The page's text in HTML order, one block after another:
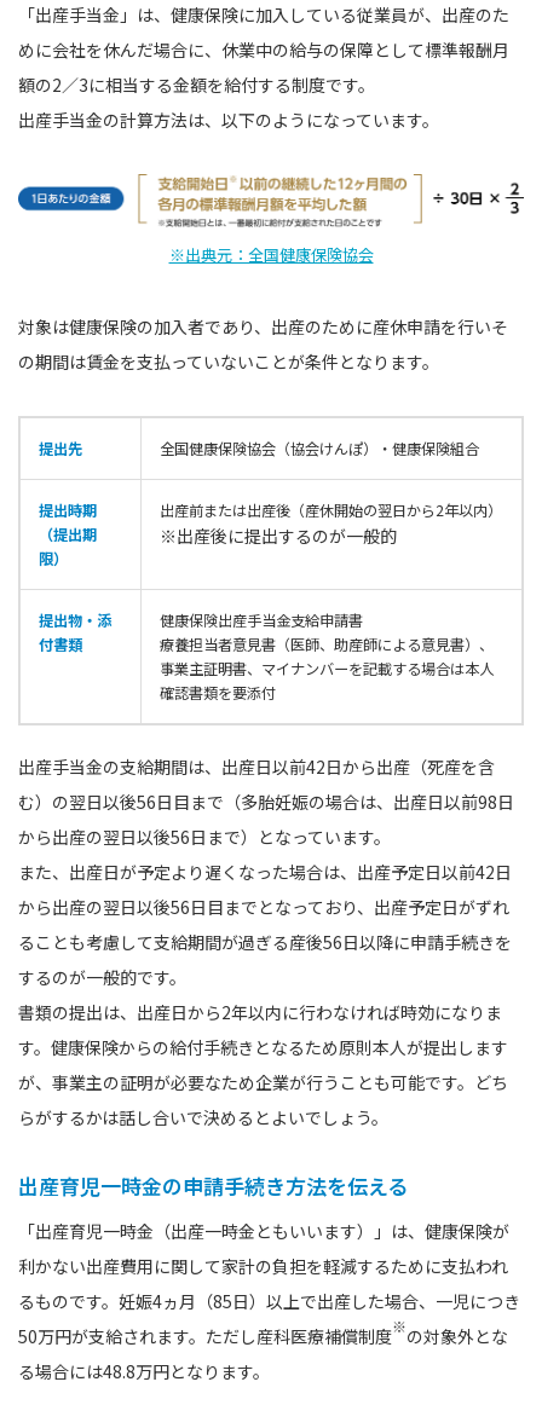
「出産手当金」は、健康保険に加入している従業員が、出産のた
めに会社を休んだ場合に、休業中の給与の保障として標準報酬月
額の2／3に相当する金額を給付する制度です。
出産手当金の計算方法は、以下のようになっています。
※出典元：全国健康保険協会
対象は健康保険の加入者であり、出産のために産休申請を行いそ
の期間は賃金を支払っていないことが条件となります。
提出先 全国健康保険協会（協会けんぽ）・健康保険組合
提出時期
（提出期
限）
出産前または出産後（産休開始の翌日から2年以内）
※出産後に提出するのが一般的
提出物・添
付書類
健康保険出産手当金支給申請書
療養担当者意見書（医師、助産師による意見書）、
事業主証明書、マイナンバーを記載する場合は本人
確認書類を要添付
出産手当金の支給期間は、出産日以前42日から出産（死産を含
む）の翌日以後56日目まで（多胎妊娠の場合は、出産日以前98日
から出産の翌日以後56日まで）となっています。
また、出産日が予定より遅くなった場合は、出産予定日以前42日
から出産の翌日以後56日目までとなっており、出産予定日がずれ
ることも考慮して支給期間が過ぎる産後56日以降に申請手続きを
するのが一般的です。
書類の提出は、出産日から2年以内に行わなければ時効になりま
す。健康保険からの給付手続きとなるため原則本人が提出します
が、事業主の証明が必要なため企業が行うことも可能です。どち
らがするかは話し合いで決めるとよいでしょう。
出産育児一時金の申請手続き方法を伝える
「出産育児一時金（出産一時金ともいいます）」は、健康保険が
利かない出産費用に関して家計の負担を軽減するために支払われ
るものです。妊娠4ヵ月（85日）以上で出産した場合、一児につき
50万円が支給されます。ただし産科医療補償制度※の対象外とな
る場合には48.8万円となります。